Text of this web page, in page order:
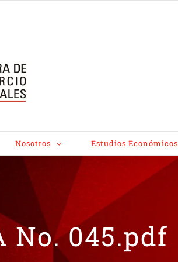
Nosotros Estudios Económicos
No. 045.pdf